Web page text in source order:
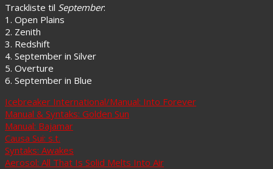
Trackliste til September:
1. Open Plains
2. Zenith
3. Redshift
4. September in Silver
5. Overture
6. September in Blue
Icebreaker International/Manual: Into Forever
Manual & Syntaks: Golden Sun
Manual: Bajamar
Causa Sui: s.t.
Syntaks: Awakes
Aerosol: All That Is Solid Melts Into Air